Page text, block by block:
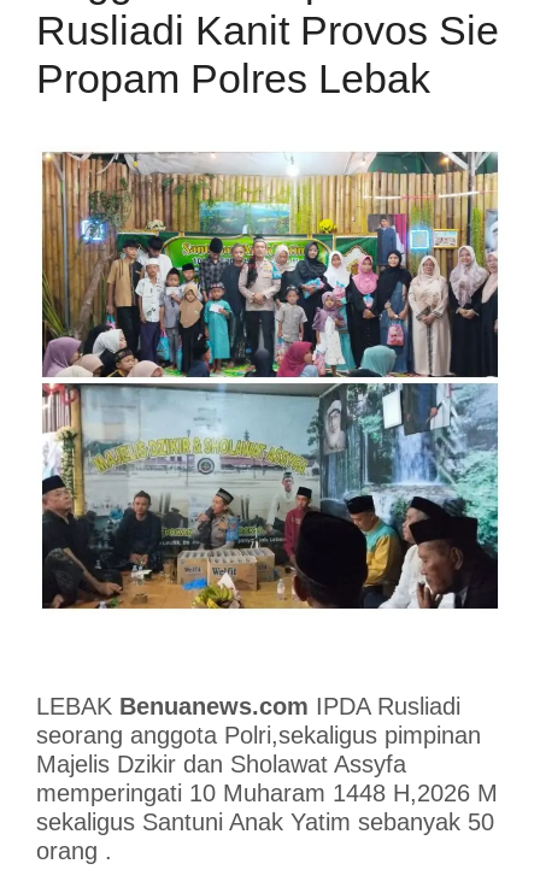
Rusliadi Kanit Provos Sie
Propam Polres Lebak
LEBAK Benuanews.com IPDA Rusliadi
seorang anggota Polri,sekaligus pimpinan
Majelis Dzikir dan Sholawat Assyfa
memperingati 10 Muharam 1448 H,2026 M
sekaligus Santuni Anak Yatim sebanyak 50
orang .